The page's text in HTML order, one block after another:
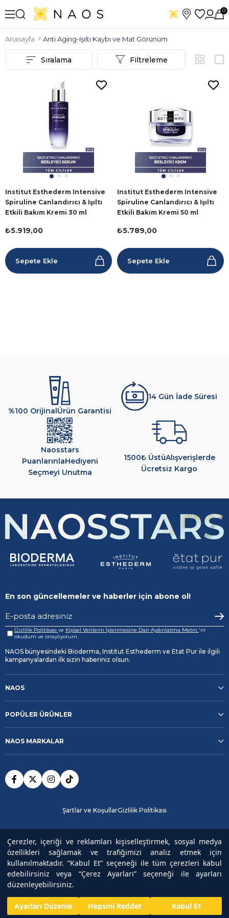
Çerezler, içeriği ve reklamları kişiselleştirmek, sosyal medya
özellikleri sağlamak ve trafiğimizi analiz etmek için
kullanılmaktadır. “Kabul Et” seçeneği ile tüm çerezleri kabul
edebilirsiniz veya “Çerez Ayarları” seçeneği ile ayarları
düzenleyebilirsiniz.
Ayarları Düzenle Hepsini Reddet Kabul Et
0
Anasayfa Anti Aging-Işıltı Kaybı ve Mat Görünüm
Filtreleme
Sıralama
Institut Esthederm Intensive
Spiruline Canlandırıcı & Işıltı
Etkili Bakım Kremi 30 ml
₺5.919,00
Sepete Ekle
Institut Esthederm Intensive
Spiruline Canlandırıcı & Işıltı
Etkili Bakım Kremi 50 ml
₺5.789,00
Sepete Ekle
%100 OrijinalÜrün Garantisi
14 Gün İade Süresi
Naosstars
PuanlarınlaHediyeni
Seçmeyi Unutma
1500₺ ÜstüAlışverişlerde
Ücretsiz Kargo
En son güncellemeler ve haberler için abone ol!
Gizlilik Politikası ve Kişisel Verilerin İşlenmesine Dair Aydınlatma Metni 'ni
okudum ve onaylıyorum.
NAOS bünyesindeki Bioderma, Institut Esthederm ve Etat Pur ile ilgili
kampanyalardan ilk sizin haberiniz olsun.
NAOS
POPÜLER ÜRÜNLER
NAOS MARKALAR
Şartlar ve KoşullarGizlilik Politikası
Copyright© 2025 NAOSAll rights reserved.